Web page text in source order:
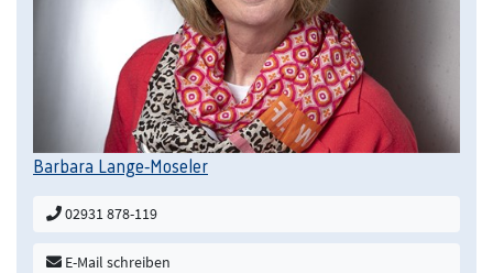
Barbara Lange-Moseler
02931 878-119
E-Mail schreiben